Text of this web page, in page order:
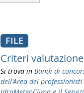
FILE
Criteri
Si trova in Bandi di
dell'Area dei